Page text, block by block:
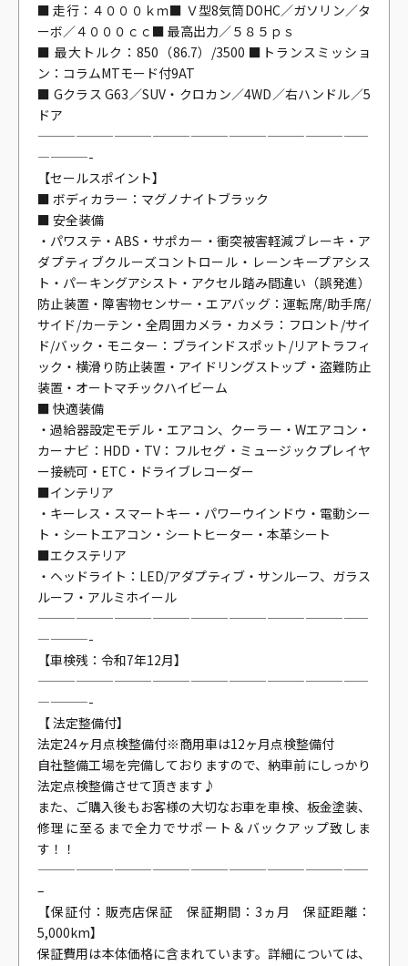
■ 走行：４０００ｋｍ■ Ｖ型8気筒DOHC／ガソリン／タ
ーボ／４０００ｃｃ■ 最高出力／５８５ｐｓ
■ 最大トルク：850（86.7）/3500 ■トランスミッショ
ン：コラムMTモード付9AT
■ Gクラス G63／SUV・クロカン／4WD／右ハンドル／5
ドア
——————————————————————————
————-
【セールスポイント】
■ ボディカラー：マグノナイトブラック
■ 安全装備
・パワステ・ABS・サポカー・衝突被害軽減ブレーキ・ア
ダプティブクルーズコントロール・レーンキープアシス
ト・パーキングアシスト・アクセル踏み間違い（誤発進）
防止装置・障害物センサー・エアバッグ：運転席/助手席/
サイド/カーテン・全周囲カメラ・カメラ：フロント/サイ
ド/バック・モニター：ブラインドスポット/リアトラフィ
ック・横滑り防止装置・アイドリングストップ・盗難防止
装置・オートマチックハイビーム
■ 快適装備
・過給器設定モデル・エアコン、クーラー・Wエアコン・
カーナビ：HDD・TV：フルセグ・ミュージックプレイヤ
ー接続可・ETC・ドライブレコーダー
■インテリア
・キーレス・スマートキー・パワーウインドウ・電動シー
ト・シートエアコン・シートヒーター・本革シート
■エクステリア
・ヘッドライト：LED/アダプティブ・サンルーフ、ガラス
ルーフ・アルミホイール
——————————————————————————
————-
【車検残：令和7年12月】
——————————————————————————
————-
【 法定整備付】
法定24ヶ月点検整備付※商用車は12ヶ月点検整備付
自社整備工場を完備しておりますので、納車前にしっかり
法定点検整備させて頂きます♪
また、ご購入後もお客様の大切なお車を車検、板金塗装、
修理に至るまで全力でサポート＆バックアップ致しま
す！！
——————————————————————————
–
【保証付：販売店保証 保証期間：3ヵ月 保証距離：
5,000km】
保証費用は本体価格に含まれています。詳細については、